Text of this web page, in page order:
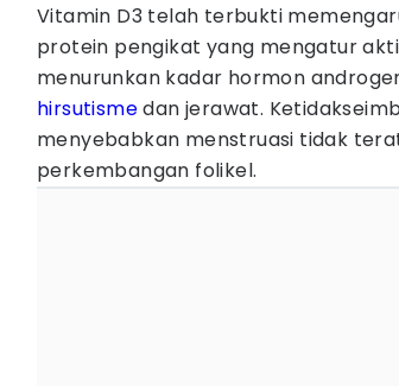
Vitamin D3 telah terbukti
protein pengikat yang mengatur
menurunkan kadar hormon
hirsutismedan jerawat.
menyebabkan menstruasi tidak
perkembangan folikel.